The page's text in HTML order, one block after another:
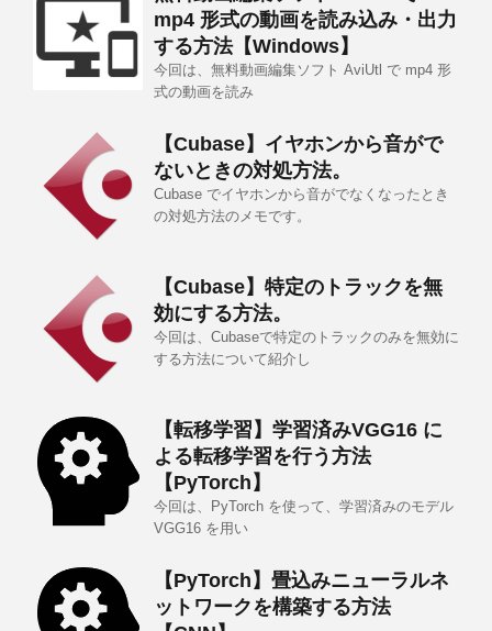
mp4 形式の動画を読み込み・出力
する方法【Windows】
今回は、無料動画編集ソフト AviUtl で mp4 形
式の動画を読み
【Cubase】イヤホンから音がで
ないときの対処方法。
Cubase でイヤホンから音がでなくなったとき
の対処方法のメモです。
【Cubase】特定のトラックを無
効にする方法。
今回は、Cubaseで特定のトラックのみを無効に
する方法について紹介し
【転移学習】学習済みVGG16 に
よる転移学習を行う方法
【PyTorch】
今回は、PyTorch を使って、学習済みのモデル
VGG16 を用い
【PyTorch】畳込みニューラルネ
ットワークを構築する方法